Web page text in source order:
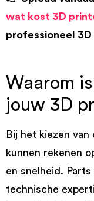
wat kost 3D
professioneel 3D
Waarom
jouw 3D
Bij het kiezen
kunnen rekenen
en snelheid.
technische